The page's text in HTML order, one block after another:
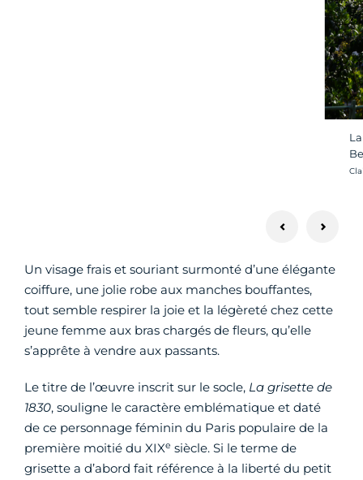
Un visage frais et souriant surmonté d’une élégante
coiffure, une jolie robe aux manches bouffantes,
tout semble respirer la joie et la légèreté chez cette
jeune femme aux bras chargés de fleurs, qu’elle
s’apprête à vendre aux passants.
Le titre de l’œuvre inscrit sur le socle, La grisette de
1830, souligne le caractère emblématique et daté
de ce personnage féminin du Paris populaire de la
première moitié du XIXe siècle. Si le terme de
grisette a d’abord fait référence à la liberté du petit